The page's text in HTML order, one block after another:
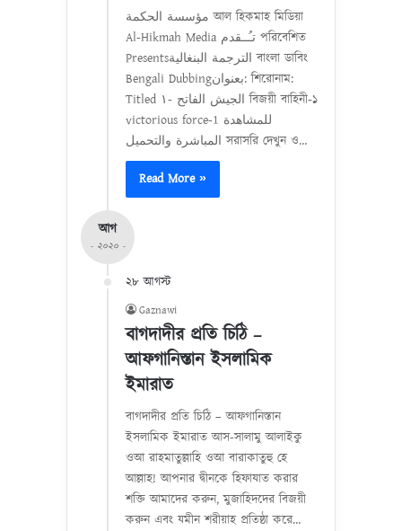
مؤسسة الحكمة আল হিকমাহ মিডিয়া
Al-Hikmah Media تـُــقدم পরিবেশিত
Presentsالترجمة البنغالية বাংলা ডাবিং
Bengali Dubbingبعنوان: শিরোনাম:
Titled الجيش الفاتح -١ বিজয়ী বাহিনী-১
victorious force-1 للمشاهدة
المباشرة والتحميل সরাসরি দেখুন ও…
Read More »
আগ
- ২০২০ -
২৮ আগস্ট
Gaznawi
বাগদাদীর প্রতি চিঠি –
আফগানিস্তান ইসলামিক
ইমারাত
বাগদাদীর প্রতি চিঠি – আফগানিস্তান
ইসলামিক ইমারাত আস-সালামু আলাইকু
ওআ রাহমাতুল্লাহি ওআ বারাকাতুহু হে
আল্লাহ! আপনার দ্বীনকে হিফাযাত করার
শক্তি আমাদের করুন, মুজাহিদদের বিজয়ী
করুন এবং যমীন শরীয়াহ প্রতিষ্ঠা করে…